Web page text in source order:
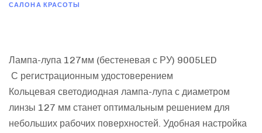
САЛОНА КРАСОТЫ
Лампа-лупа 127мм (бестеневая с РУ) 9005LED
С регистрационным удостоверением
Кольцевая светодиодная лампа-лупа с диаметром
линзы 127 мм станет оптимальным решением для
небольших рабочих поверхностей. Удобная настройка